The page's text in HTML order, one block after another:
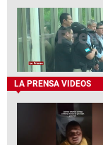
LA PRENSA VIDEOS